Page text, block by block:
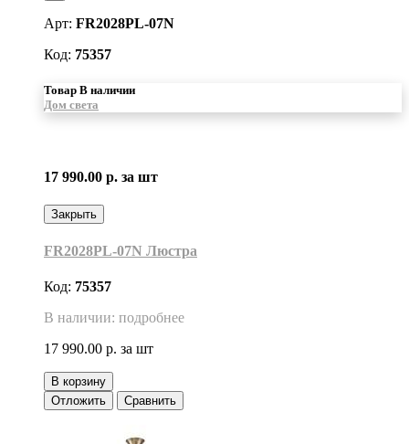
Арт: FR2028PL-07N
Код: 75357
Товар В наличии
Дом света
17 990.00 р. за шт
Закрыть
FR2028PL-07N Люстра
Код: 75357
В наличии: подробнее
17 990.00 р. за шт
В корзину
Отложить
Сравнить